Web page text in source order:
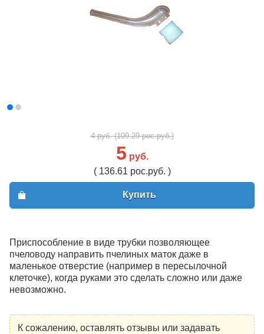
4 руб. (109.29 рос.руб.)
5 руб.
( 136.61 рос.руб. )
Купить
Приспособление в виде трубки позволяющее
пчеловоду направить пчелиных маток даже в
маленькое отверстие (например в пересылочной
клеточке), когда руками это сделать сложно или даже
невозможно.
К сожалению, оставлять отзывы или задавать